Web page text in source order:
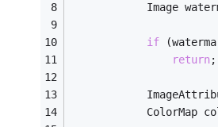
Image
if
return;
ColorMap